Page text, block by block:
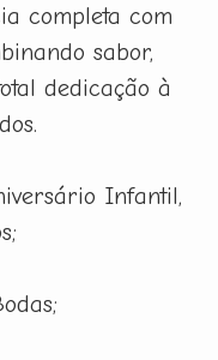
completa com
sabor,
dedicação à
Infantil,